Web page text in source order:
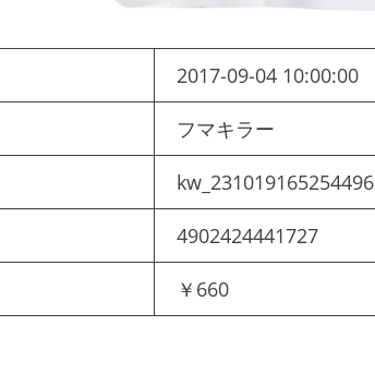
2017-09-04 10:00:00
フマキラー
kw_231019165254496
4902424441727
￥660